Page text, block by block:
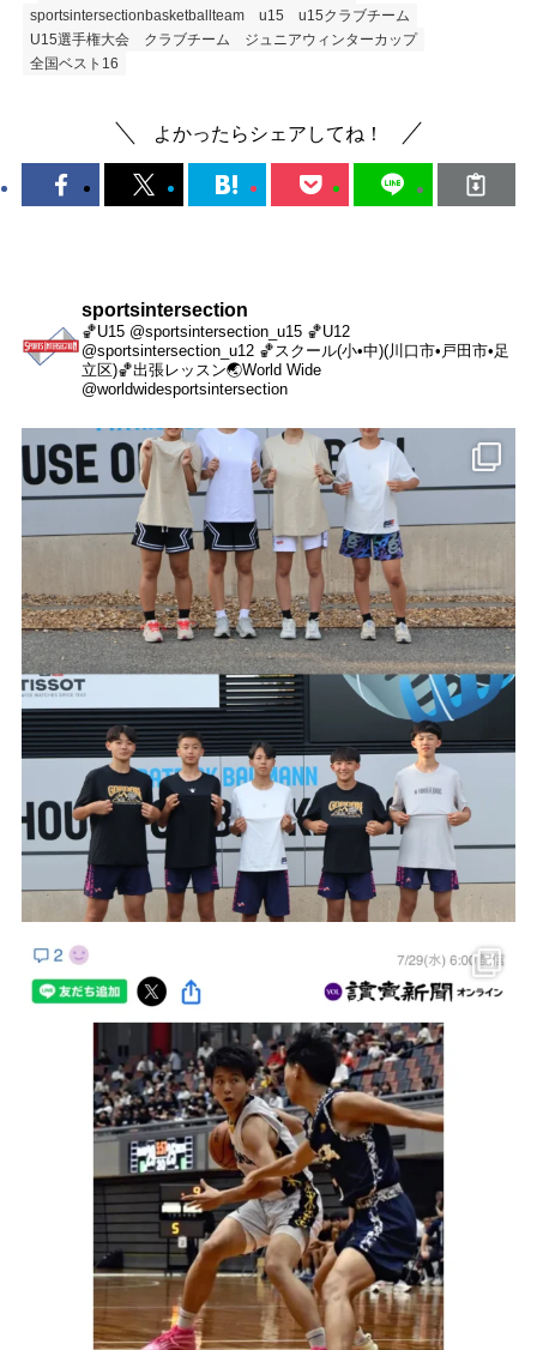
sportsintersectionbasketballteam
u15
u15クラブチーム
U15選手権大会
クラブチーム
ジュニアウィンターカップ
全国ベスト16
よかったらシェアしてね！
sportsintersection
🏀U15 @sportsintersection_u15 🏀U12
@sportsintersection_u12 🏀スクール(小•中)(川口市•戸田市•足
立区)🏀出張レッスン🌏World Wide
@worldwidesportsintersection